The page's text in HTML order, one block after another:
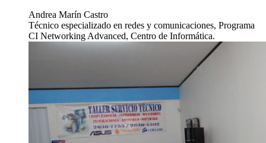
Andrea Marín Castro
Técnico especializado en redes y comunicaciones, Programa
CI Networking Advanced, Centro de Informática.